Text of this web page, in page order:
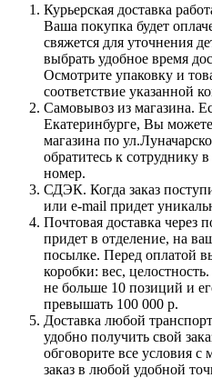
Курьерская доставка
Ваша покупка будет
свяжется для уточнения
выбрать удобное время
Осмотрите упаковку и
соответствие указанной
Самовывоз из магазина.
Екатеринбурге, Вы можете
магазина по
обратитесь к сотруднику
номер.
СДЭК. Когда заказ
или e-mail придет
Почтовая доставка через
придет в отделение, на
посылке. Перед оплатой
коробки: вес,
не больше 10 позиций и
превышать 100 000 р.
Доставка любой
удобно получить свой
обговорите все условия
заказ в любой удобной